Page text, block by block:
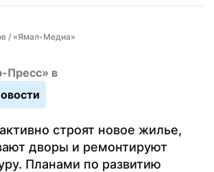
/ «Ямал-Медиа»
Пресс» в
строят новое жилье,
дворы и ремонтируют
Планами по развитию